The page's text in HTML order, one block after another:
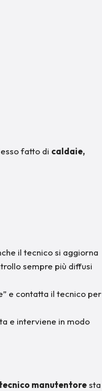
fatto di caldaie,
il tecnico si aggiorna
sempre più diffusi
e contatta il tecnico per
e interviene in modo
manutentoresta